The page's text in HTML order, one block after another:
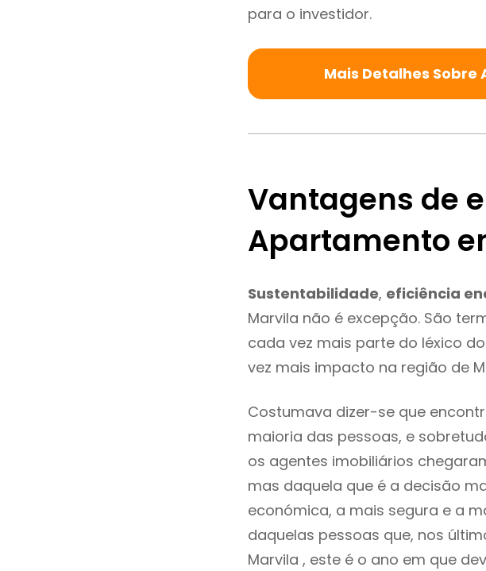
para o investidor.
Mais Detalhes
Vantagens de
Apartamento
Sustentabilidade, eficiência
Marvila não é excepção. São
cada vez mais parte do léxico
vez mais impacto na região de
Costumava dizer-se que
maioria das pessoas, e
os agentes imobiliários
mas daquela que é a decisão
económica, a mais segura e a
daquelas pessoas que, nos
Marvila , este é o ano em que